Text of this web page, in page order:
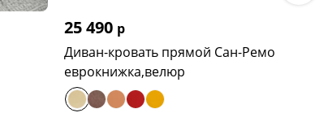
25 490 р
Диван-кровать прямой Сан-Ремо
еврокнижка,велюр